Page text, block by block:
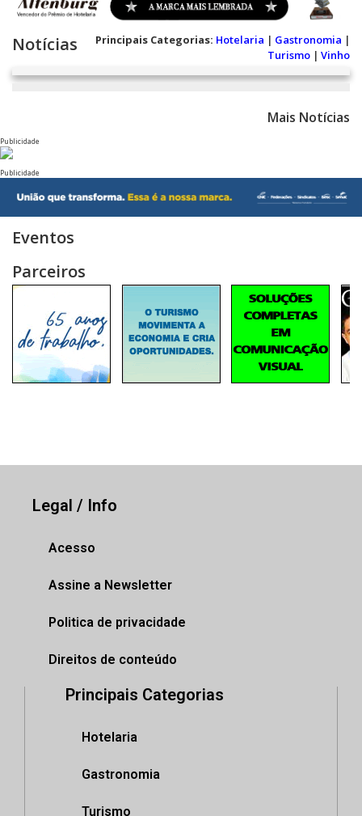
Notícias Principais Categorias: Hotelaria | Gastronomia |
Turismo | Vinho
Mais Notícias
Publicidade
Publicidade
Eventos
Parceiros
Legal / Info
Acesso
Assine a Newsletter
Politica de privacidade
Direitos de conteúdo
Principais Categorias
Hotelaria
Gastronomia
Turismo